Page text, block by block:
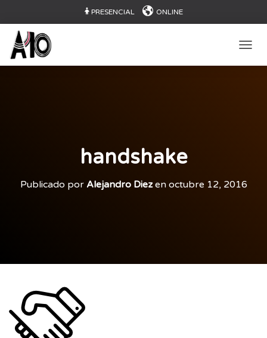
PRESENCIAL ONLINE
handshake
Publicado por Alejandro Diezen octubre 12, 2016